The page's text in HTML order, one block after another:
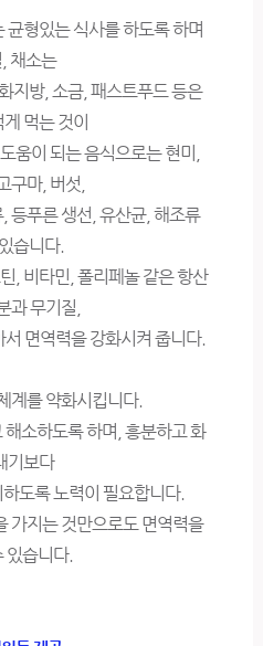
형있는 식사를 하도록 하며
채소는
지방, 소금, 패스트푸드 등은
먹는 것이
움이 되는 음식으로는 현미,
구마, 버섯,
등푸른 생선, 유산균, 해조류
습니다.
, 비타민, 폴리페놀 같은 항산
과 무기질,
면역력을 강화시켜 줍니다.
계를 약화시킵니다.
소하도록 하며, 흥분하고 화
기보다
도록 노력이 필요합니다.
가지는 것만으로도 면역력을
있습니다.